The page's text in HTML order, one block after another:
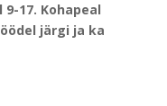
17. Kohapeal
järgi ja ka